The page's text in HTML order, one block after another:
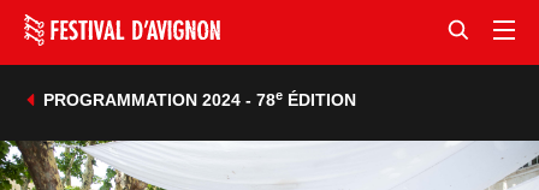
PROGRAMMATION 2024 - 78eÉDITION